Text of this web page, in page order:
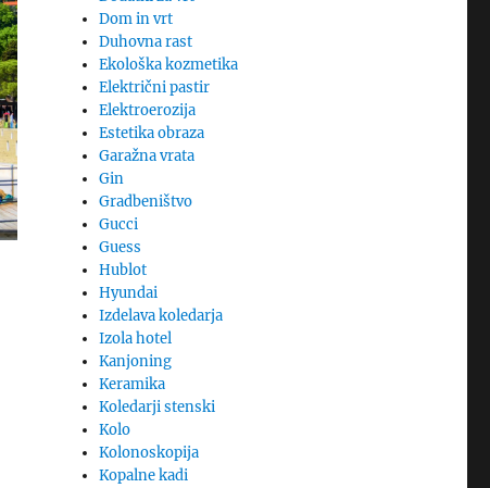
Dom in vrt
Duhovna rast
Ekološka kozmetika
Električni pastir
Elektroerozija
Estetika obraza
Garažna vrata
Gin
Gradbeništvo
Gucci
Guess
Hublot
Hyundai
Izdelava koledarja
Izola hotel
Kanjoning
Keramika
Koledarji stenski
Kolo
Kolonoskopija
Kopalne kadi